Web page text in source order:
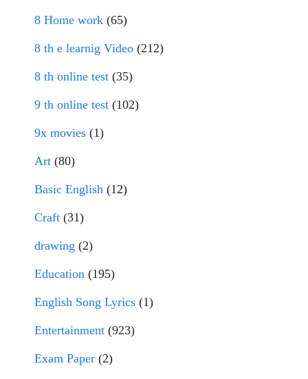
8 Home work (65)
8 th e learnig Video (212)
8 th online test (35)
9 th online test (102)
9x movies (1)
Art (80)
Basic English (12)
Craft (31)
drawing (2)
Education (195)
English Song Lyrics (1)
Entertainment (923)
Exam Paper (2)